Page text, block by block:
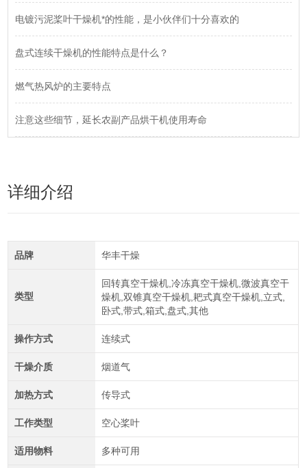
电镀污泥桨叶干燥机*的性能，是小伙伴们十分喜欢的
盘式连续干燥机的性能特点是什么？
燃气热风炉的主要特点
注意这些细节，延长农副产品烘干机使用寿命
详细介绍
品牌 华丰干燥
类型
回转真空干燥机,冷冻真空干燥机,微波真空干
燥机,双锥真空干燥机,耙式真空干燥机,立式,
卧式,带式,箱式,盘式,其他
操作方式 连续式
干燥介质 烟道气
加热方式 传导式
工作类型 空心桨叶
适用物料 多种可用